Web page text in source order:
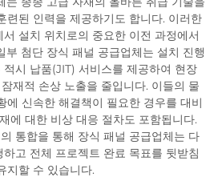
련된 인력을 제공하기도 합니다. 이러한
설치 위치로의 중요한 이전 과정에서
부 첨단 장식 패널 공급업체는 설치 진행
시 납품(JIT) 서비스를 제공하여 현장
재적 손상 노출을 줄입니다. 이들의 물
에 신속한 해결책이 필요한 경우를 대비
에 대한 비상 대응 절차도 포함됩니다.
통합을 통해 장식 패널 공급업체는 다
고 전체 프로젝트 완료 목표를 뒷받침
지할 수 있습니다.